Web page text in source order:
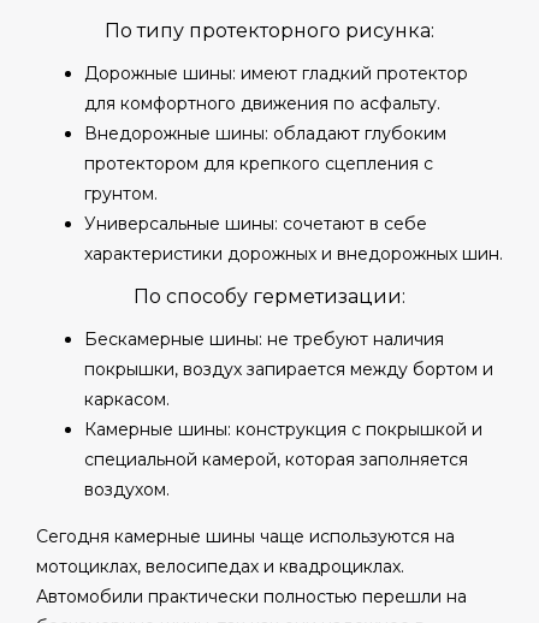
По типу протекторного рисунка:
Дорожные шины: имеют гладкий протектор
для комфортного движения по асфальту.
Внедорожные шины: обладают глубоким
протектором для крепкого сцепления с
грунтом.
Универсальные шины: сочетают в себе
характеристики дорожных и внедорожных шин.
По способу герметизации:
Бескамерные шины: не требуют наличия
покрышки, воздух запирается между бортом и
каркасом.
Камерные шины: конструкция с покрышкой и
специальной камерой, которая заполняется
воздухом.
Сегодня камерные шины чаще используются на
мотоциклах, велосипедах и квадроциклах.
Автомобили практически полностью перешли на